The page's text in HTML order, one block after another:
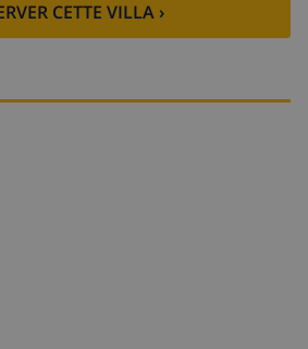
CETTE VILLA ›